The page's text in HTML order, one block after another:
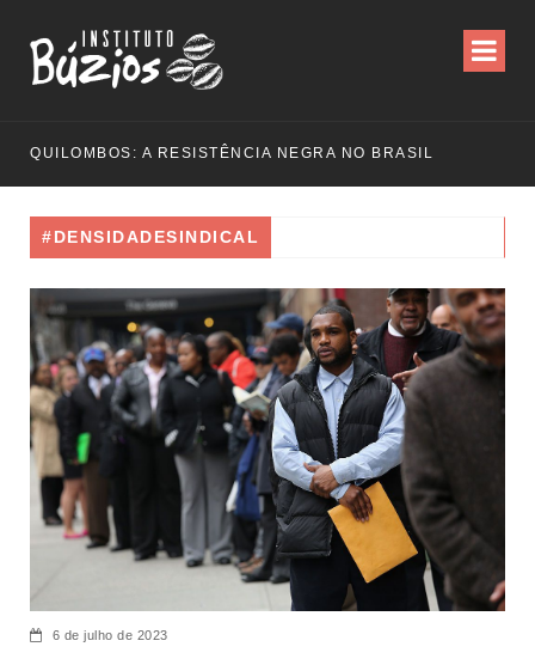
QUILOMBOS: A RESISTÊNCIA NEGRA NO BRASIL
#DENSIDADESINDICAL
6 de julho de 2023